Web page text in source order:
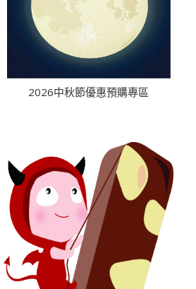
2026中秋節優惠預購專區